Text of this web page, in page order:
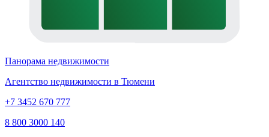
Панорама недвижимости
Агентство недвижимости в Тюмени
+7 3452 670 777
8 800 3000 140